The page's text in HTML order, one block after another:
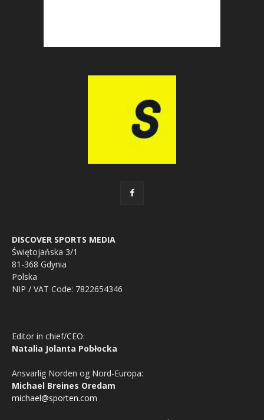
DISCOVER SPORTS MEDIA
Świętojańska 3/1
81-368 Gdynia
Polska
NIP / VAT Code: 7822654346
Editor in chief/CEO:
Natalia Jolanta Pobłocka
Ansvarlig Norden og Nord-Europa:
Michael Breines Oredam
michael@sporten.com